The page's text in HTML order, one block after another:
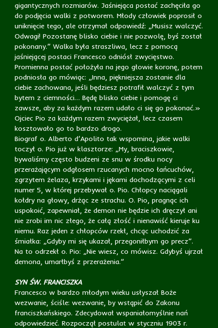
gigantycznych rozmiarów. Jaśniejąca postać zachęciła go
do podjęcia walki z potworem. Młody człowiek poprosił o
uniknięcie tego, ale otrzymał odpowiedź: „Musisz walczyć.
Odwagi! Pozostanę blisko ciebie i nie pozwolę, byś został
pokonany.” Walka była straszliwa, lecz z pomocą
jaśniejącej postaci Francesco odniósł zwycięstwo.
Promienna postać położyła na jego głowie koronę, potem
podniosła go mówiąc: „Inna, piękniejsza zostanie dla
ciebie zachowana, jeśli będziesz potrafił walczyć z tym
bytem z ciemności… Będę blisko ciebie i pomogę ci
zawsze, aby za każdym razem udało ci się go pokonać.»
Ojciec Pio za każdym razem zwyciężał, lecz czasem
kosztowało go to bardzo drogo.
Biograf o. Alberto d’Apolito tak wspomina, jakie walki
toczył o. Pio już w klasztorze: „My, braciszkowie,
bywaliśmy często budzeni ze snu w środku nocy
przerażającym odgłosem rzucanych mocno łańcuchów,
zgrzytem żelaza, krzykami i jękami dochodzącymi z celi
numer 5, w której przebywał o. Pio. Chłopcy naciągali
kołdry na głowy, drżąc ze strachu. O. Pio, pragnąc ich
uspokoić, zapewniał, że demon nie będzie ich dręczył ani
nie zrobi im nic złego, że całą złość i nienawiść kieruje ku
niemu. Raz jeden z chłopców rzekł, chcąc uchodzić za
śmiałka: „Gdyby mi się ukazał, przegoniłbym go precz”.
Na to odrzekł o. Pio: „Nie wiesz, co mówisz. Gdybyś ujrzał
demona, umarłbyś z przerażenia.”
SYN ŚW. FRANCISZKA
Francesco w bardzo młodym wieku usłyszał Boże
wezwanie, ściśle: wezwanie, by wstąpić do Zakonu
franciszkańskiego. Zdecydował wspaniałomyślnie nań
odpowiedzieć. Rozpoczął postulat w styczniu 1903 r.